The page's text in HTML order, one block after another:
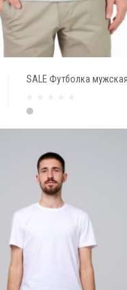
SALE Футболка
Серый меланж